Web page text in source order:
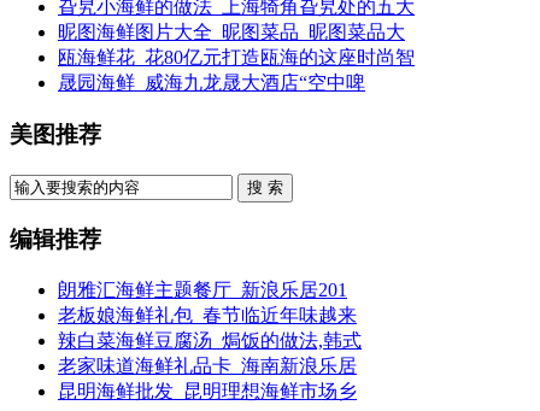
旮旯小海鲜的做法_上海犄角旮旯处的五大
昵图海鲜图片大全_昵图菜品_昵图菜品大
瓯海鲜花_花80亿元打造瓯海的这座时尚智
晟园海鲜_威海九龙晟大酒店“空中啤
美图推荐
搜 索
编辑推荐
朗雅汇海鲜主题餐厅_新浪乐居201
老板娘海鲜礼包_春节临近年味越来
辣白菜海鲜豆腐汤_焗饭的做法,韩式
老家味道海鲜礼品卡_海南新浪乐居
昆明海鲜批发_昆明理想海鲜市场乡